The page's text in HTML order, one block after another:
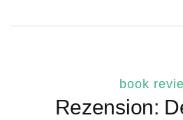
book
Rezension: